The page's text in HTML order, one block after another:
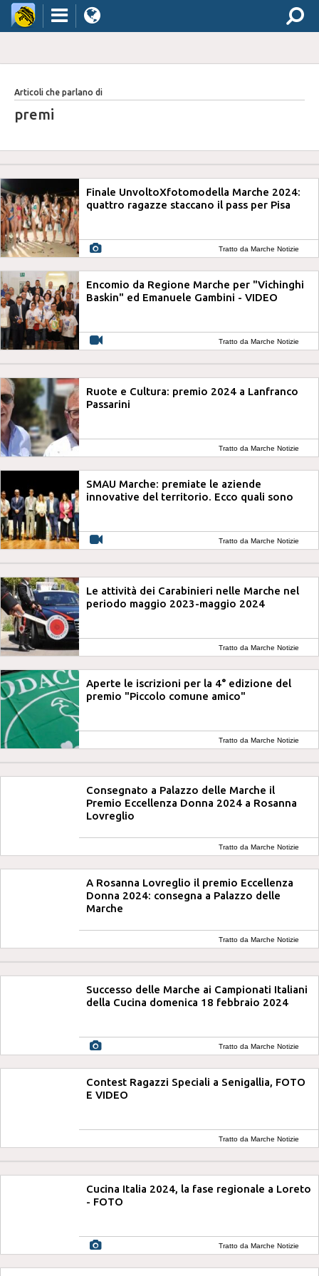
Articoli che parlano di
premi
Finale UnvoltoXfotomodella Marche 2024:
quattro ragazze staccano il pass per Pisa
Tratto da Marche Notizie
Encomio da Regione Marche per "Vichinghi
Baskin" ed Emanuele Gambini - VIDEO
Tratto da Marche Notizie
Ruote e Cultura: premio 2024 a Lanfranco
Passarini
Tratto da Marche Notizie
SMAU Marche: premiate le aziende
innovative del territorio. Ecco quali sono
Tratto da Marche Notizie
Le attività dei Carabinieri nelle Marche nel
periodo maggio 2023-maggio 2024
Tratto da Marche Notizie
Aperte le iscrizioni per la 4° edizione del
premio "Piccolo comune amico"
Tratto da Marche Notizie
Consegnato a Palazzo delle Marche il
Premio Eccellenza Donna 2024 a Rosanna
Lovreglio
Tratto da Marche Notizie
A Rosanna Lovreglio il premio Eccellenza
Donna 2024: consegna a Palazzo delle
Marche
Tratto da Marche Notizie
Successo delle Marche ai Campionati Italiani
della Cucina domenica 18 febbraio 2024
Tratto da Marche Notizie
Contest Ragazzi Speciali a Senigallia, FOTO
E VIDEO
Tratto da Marche Notizie
Cucina Italia 2024, la fase regionale a Loreto
- FOTO
Tratto da Marche Notizie